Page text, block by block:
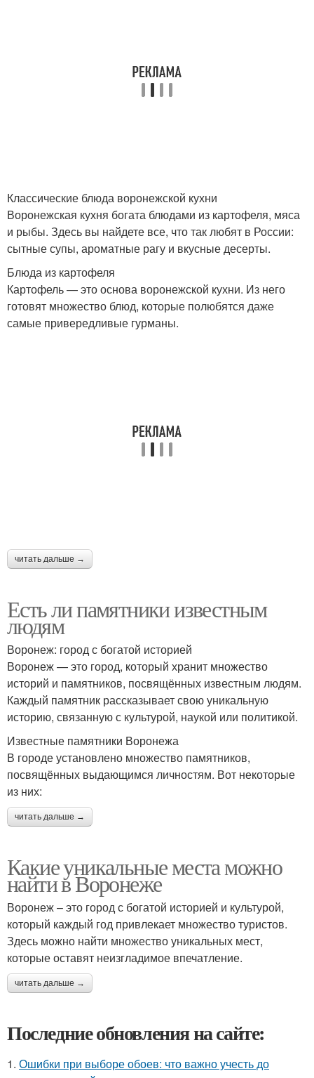
Классические блюда воронежской кухни
Воронежская кухня богата блюдами из картофеля, мяса
и рыбы. Здесь вы найдете все, что так любят в России:
сытные супы, ароматные рагу и вкусные десерты.
Блюда из картофеля
Картофель — это основа воронежской кухни. Из него
готовят множество блюд, которые полюбятся даже
самые привередливые гурманы.
читать дальше →
Есть ли памятники известным
людям
Воронеж: город с богатой историей
Воронеж — это город, который хранит множество
историй и памятников, посвящённых известным людям.
Каждый памятник рассказывает свою уникальную
историю, связанную с культурой, наукой или политикой.
Известные памятники Воронежа
В городе установлено множество памятников,
посвящённых выдающимся личностям. Вот некоторые
из них:
читать дальше →
Какие уникальные места можно
найти в Воронеже
Воронеж – это город с богатой историей и культурой,
который каждый год привлекает множество туристов.
Здесь можно найти множество уникальных мест,
которые оставят неизгладимое впечатление.
читать дальше →
Последние обновления на сайте:
1. Ошибки при выборе обоев: что важно учесть до